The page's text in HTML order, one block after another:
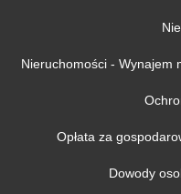
Nieruchomości - Wynajem
Opłata za
Dowody